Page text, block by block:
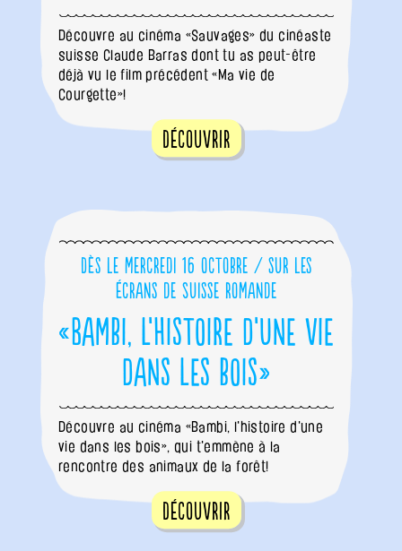
Découvre au cinéma «Sauvages» du cinéaste
suisse Claude Barras dont tu as peut-être
déjà vu le film précédent «Ma vie de
Courgette»!
Découvrir
Dès le mercredi 16 octobre / sur les
écrans de Suisse romande
«Bambi, l’histoire d’une vie
dans les bois»
Découvre au cinéma «Bambi, l'histoire d'une
vie dans les bois», qui t'emmène à la
rencontre des animaux de la forêt!
Découvrir